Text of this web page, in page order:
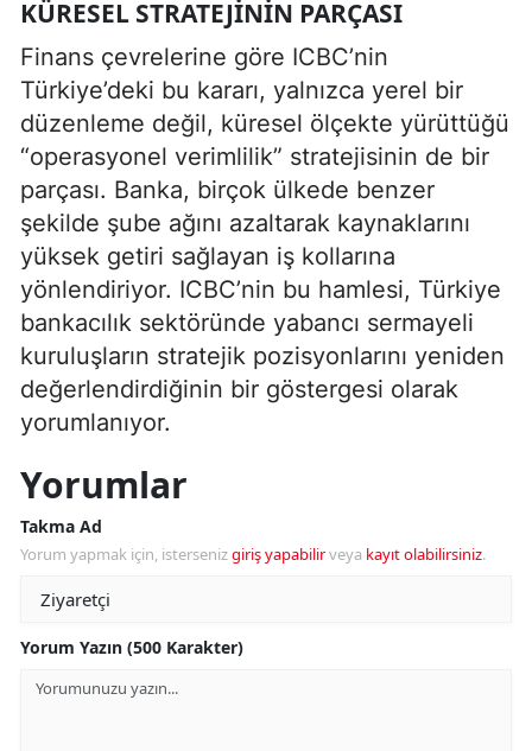
KÜRESEL STRATEJININ PARÇASI
Finans çevrelerine göre ICBC’nin
Türkiye’deki bu kararı, yalnızca yerel bir
düzenleme değil, küresel ölçekte yürüttüğü
“operasyonel verimlilik” stratejisinin de bir
parçası. Banka, birçok ülkede benzer
şekilde şube ağını azaltarak kaynaklarını
yüksek getiri sağlayan iş kollarına
yönlendiriyor. ICBC’nin bu hamlesi, Türkiye
bankacılık sektöründe yabancı sermayeli
kuruluşların stratejik pozisyonlarını yeniden
değerlendirdiğinin bir göstergesi olarak
yorumlanıyor.
Yorumlar
Takma Ad
Yorum yapmak için, istersenizgiriş yapabilirveya kayıt olabilirsiniz.
Yorum Yazın (500 Karakter)